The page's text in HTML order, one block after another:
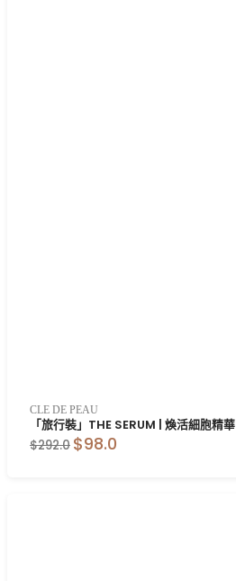
CLE DE PEAU
「旅行裝」THE SERUM | 煥活細胞精華
$292.0 $98.0